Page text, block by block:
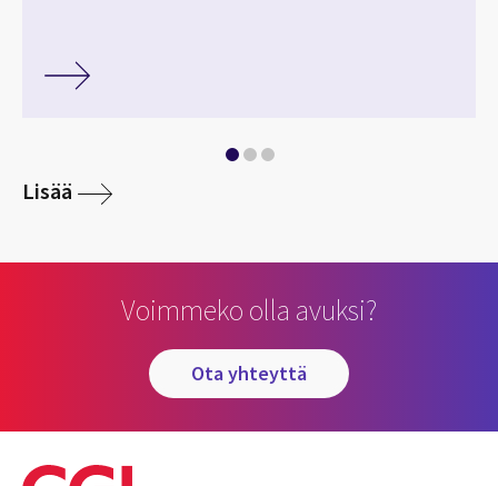
Lisää
Voimmeko olla avuksi?
ota yhteyttä